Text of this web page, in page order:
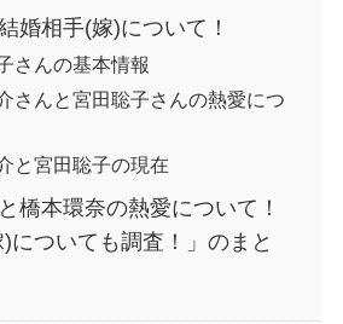
婚相手(嫁)について！
さんの基本情報
さんと宮田聡子さんの熱愛につ
と宮田聡子の現在
橋本環奈の熱愛について！
についても調査！」のまと